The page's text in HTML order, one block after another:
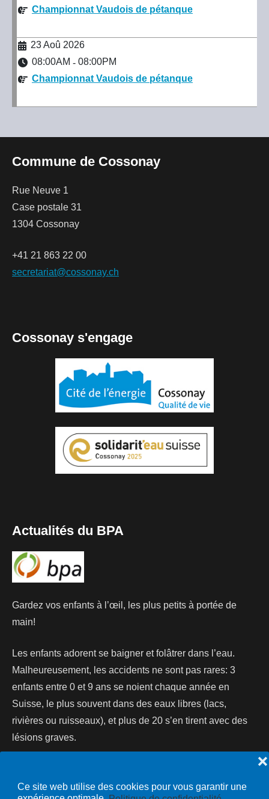
Ce site web utilise des cookies pour vous garantir une
❌
Championnat Vaudois de pétanque
23 Aoû 2026
08:00AM - 08:00PM
Championnat Vaudois de pétanque
Commune de Cossonay
Rue Neuve 1
Case postale 31
1304 Cossonay
+41 21 863 22 00
secretariat@cossonay.ch
Cossonay s'engage
Actualités du BPA
Gardez vos enfants à l’œil, les plus petits à portée de
main!
Les enfants adorent se baigner et folâtrer dans l’eau.
Malheureusement, les accidents ne sont pas rares: 3
enfants entre 0 et 9 ans se noient chaque année en
Suisse, le plus souvent dans des eaux libres (lacs,
rivières ou ruisseaux), et plus de 20 s’en tirent avec des
lésions graves.